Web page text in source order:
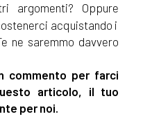
argomenti? Oppure
acquistando i
ne saremmo davvero
commento per farci
articolo, il tuo
per noi.